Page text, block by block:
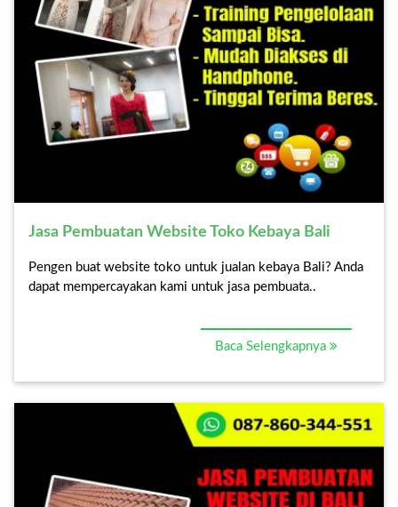
Jasa Pembuatan Website Toko Kebaya Bali
Pengen buat website toko untuk jualan kebaya Bali? Anda
dapat mempercayakan kami untuk jasa pembuata..
Baca Selengkapnya